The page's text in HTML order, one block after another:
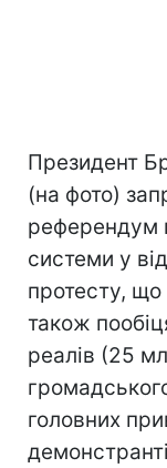
Президент
(на фото)
референдум
системи у
протесту, що
також
реалів (25
головних